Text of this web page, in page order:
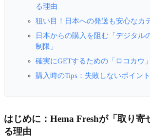
る理由
狙い目！日本への発送も安心なカ
日本からの購入を阻む「デジタル
制限」
確実にGETするための「ロコカウ
購入時のTips：失敗しないポイント
はじめに：Hema Freshが「取り寄
る理由